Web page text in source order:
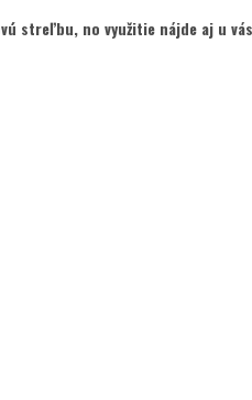
streľbu, no využitie nájde aj u